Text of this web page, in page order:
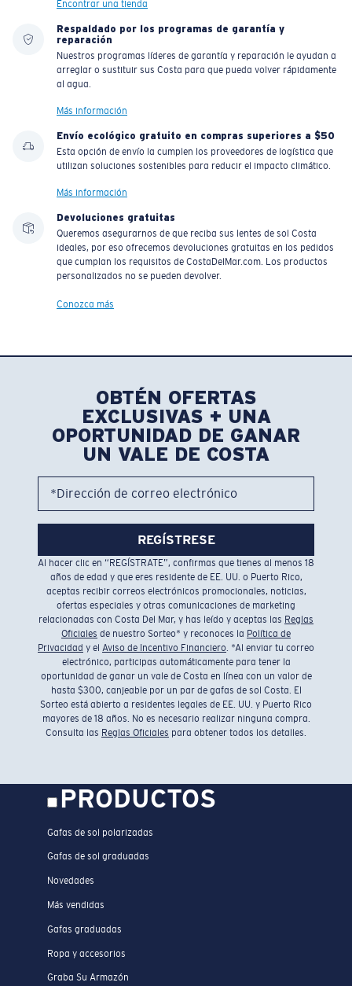
C-WALL es un enlace molecular resistente a los
rayones
PATENTE DE EE. UU. N.º 7.506.977
Encontrar una tienda
Respaldado por los programas de garantía y
reparación
Nuestros programas líderes de garantía y reparación le ayudan a
arreglar o sustituir sus Costa para que pueda volver rápidamente
al agua.
Más información
Envío ecológico gratuito en compras superiores a $50
Esta opción de envío la cumplen los proveedores de logística que
utilizan soluciones sostenibles para reducir el impacto climático.
Más información
Devoluciones gratuitas
Queremos asegurarnos de que reciba sus lentes de sol Costa
ideales, por eso ofrecemos devoluciones gratuitas en los pedidos
que cumplan los requisitos de CostaDelMar.com. Los productos
personalizados no se pueden devolver.
Conozca más
OBTÉN OFERTAS
EXCLUSIVAS + UNA
OPORTUNIDAD DE GANAR
UN VALE DE COSTA
*Dirección de correo electrónico
REGÍSTRESE
Al hacer clic en “REGÍSTRATE”, confirmas que tienes al menos 18
años de edad y que eres residente de EE. UU. o Puerto Rico,
aceptas recibir correos electrónicos promocionales, noticias,
ofertas especiales y otras comunicaciones de marketing
relacionadas con Costa Del Mar, y has leído y aceptas las Reglas
Oficiales de nuestro Sorteo* y reconoces la Política de
Privacidad y el Aviso de Incentivo Financiero. *Al enviar tu correo
electrónico, participas automáticamente para tener la
oportunidad de ganar un vale de Costa en línea con un valor de
hasta $300, canjeable por un par de gafas de sol Costa. El
Sorteo está abierto a residentes legales de EE. UU. y Puerto Rico
mayores de 18 años. No es necesario realizar ninguna compra.
Consulta las Reglas Oficiales para obtener todos los detalles.
PRODUCTOS
Gafas de sol polarizadas
Gafas de sol graduadas
Novedades
Más vendidas
Gafas graduadas
Ropa y accesorios
Graba Su Armazón